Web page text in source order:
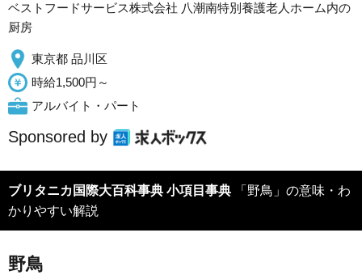
ベストフードサービス株式会社 八潮南特別養護老人ホーム内の
厨房
東京都 品川区
時給1,500円～
アルバイト・パート
Sponsored by
ブリタニカ国際大百科事典 小項目事典
かりやすい解説
野鳥